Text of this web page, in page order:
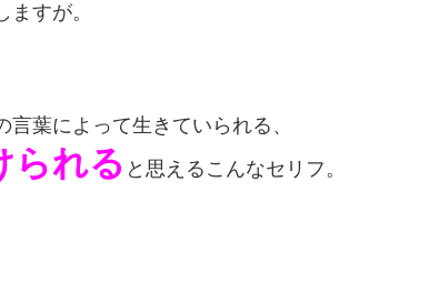
すが。
言葉によって生きていられる、
られる と思えるこんなセリフ。